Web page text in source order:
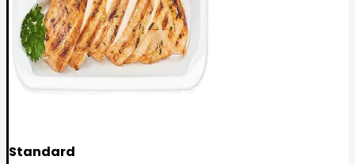
Standard